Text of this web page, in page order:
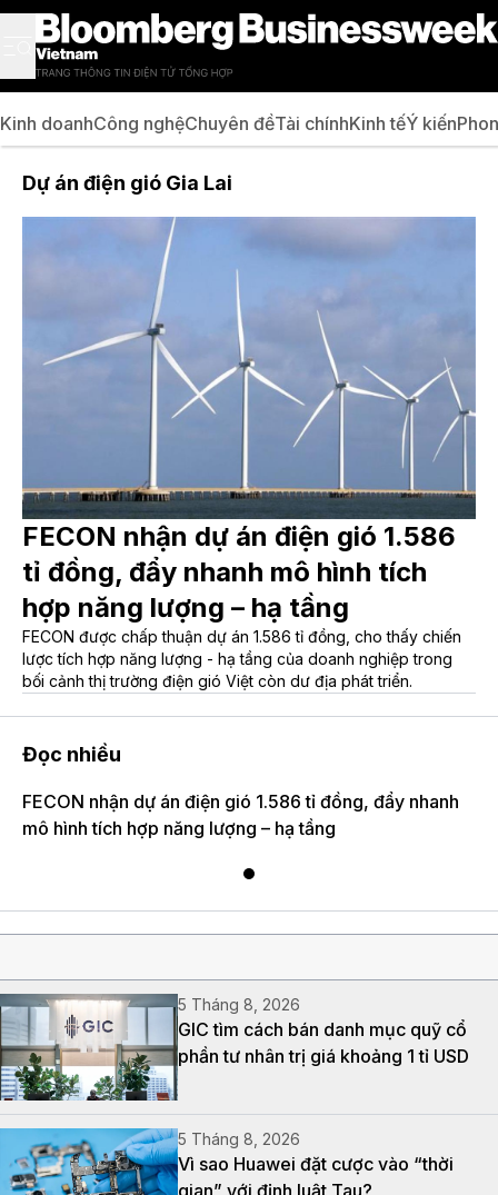
Kinh doanhCông nghệChuyên đềTài chínhKinh tếÝ kiến
Dự án điện gió Gia Lai
FECON nhận dự án điện gió 1.586
tỉ đồng, đẩy nhanh mô hình tích
hợp năng lượng – hạ tầng
FECON được chấp thuận dự án 1.586 tỉ đồng, cho thấy chiến
lược tích hợp năng lượng - hạ tầng của doanh nghiệp trong
bối cảnh thị trường điện gió Việt còn dư địa phát triển.
Đọc nhiều
FECON nhận dự án điện gió 1.586 tỉ đồng, đẩy nhanh
mô hình tích hợp năng lượng – hạ tầng
5 Tháng 8, 2026
GIC tìm cách bán danh mục quỹ cổ
phần tư nhân trị giá khoảng 1 tỉ USD
5 Tháng 8, 2026
Vì sao Huawei đặt cược vào “thời